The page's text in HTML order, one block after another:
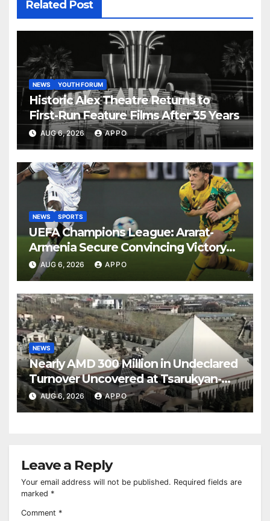
Related Post
NEWS YOUTH FORUM
Historic Alex Theatre Returns to
First-Run Feature Films After 35 Years
AUG 6, 2026 APPO
NEWS SPORTS
UEFA Champions League: Ararat-
Armenia Secure Convincing Victory
Over Shamrock Rovers 2-0
AUG 6, 2026 APPO
NEWS
Nearly AMD 300 Million in Undeclared
Turnover Uncovered at Tsarukyan-
Owned Entertainment Center
AUG 6, 2026 APPO
Leave a Reply
Your email address will not be published. Required fields are
marked *
Comment *